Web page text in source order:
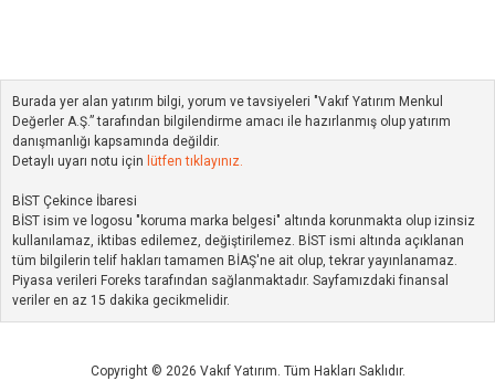
Burada yer alan yatırım bilgi, yorum ve tavsiyeleri "Vakıf Yatırım Menkul
Değerler A.Ş.” tarafından bilgilendirme amacı ile hazırlanmış olup yatırım
danışmanlığı kapsamında değildir.
Detaylı uyarı notu için lütfen tıklayınız.
BİST Çekince İbaresi
BİST isim ve logosu "koruma marka belgesi" altında korunmakta olup izinsiz
kullanılamaz, iktibas edilemez, değiştirilemez. BİST ismi altında açıklanan
tüm bilgilerin telif hakları tamamen BİAŞ'ne ait olup, tekrar yayınlanamaz.
Piyasa verileri Foreks tarafından sağlanmaktadır. Sayfamızdaki finansal
veriler en az 15 dakika gecikmelidir.
Copyright © 2026 Vakıf Yatırım. Tüm Hakları Saklıdır.